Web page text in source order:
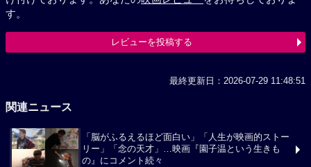
す。
レビューを投稿する
最終更新日：2026-07-29 11:48:51
関連ニュース
「脳がふるえるほど面白い」「人生が映画的ストー
リー」「念の天才」…映画『園子温という生きも
の』にコメント続々